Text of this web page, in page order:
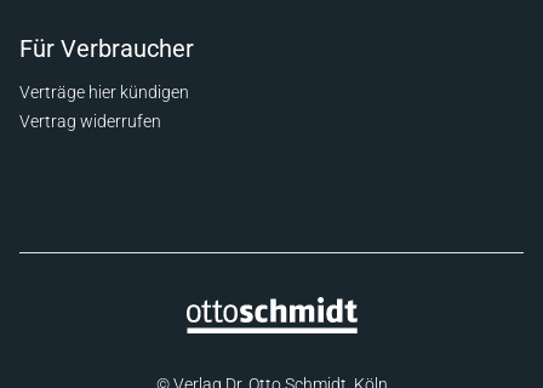
Für Verbraucher
Verträge hier kündigen
Vertrag widerrufen